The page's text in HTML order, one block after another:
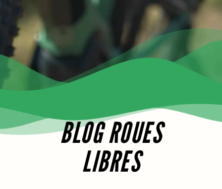
BLOG
ROUES LIBRES
BLOG ROUES
LIBRES